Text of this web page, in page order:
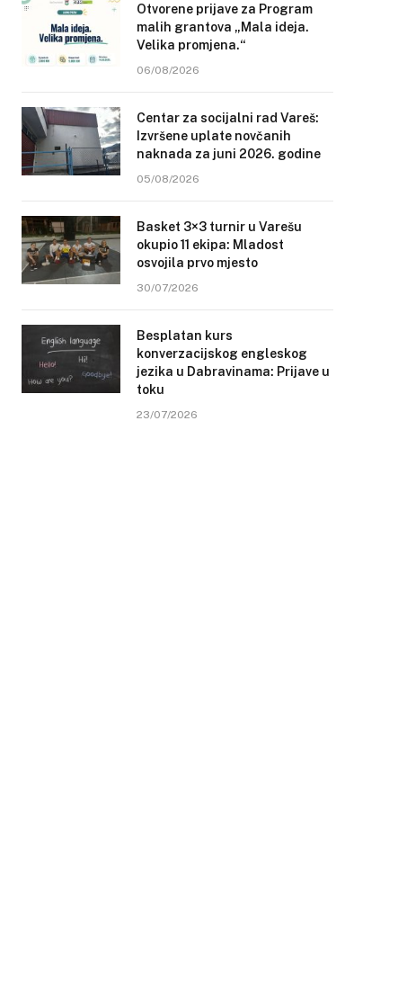
Otvorene prijave za Program
malih grantova „Mala ideja.
Velika promjena.“
06/08/2026
Centar za socijalni rad Vareš:
Izvršene uplate novčanih
naknada za juni 2026. godine
05/08/2026
Basket 3×3 turnir u Varešu
okupio 11 ekipa: Mladost
osvojila prvo mjesto
30/07/2026
Besplatan kurs
konverzacijskog engleskog
jezika u Dabravinama: Prijave u
toku
23/07/2026